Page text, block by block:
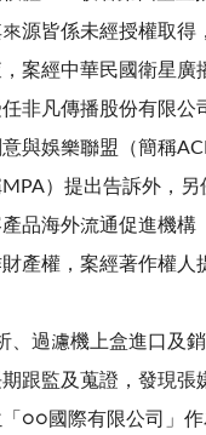
源皆係未經授權取得
案經中華民國衛星廣
非凡傳播股份有限公
與娛樂聯盟（簡稱
）提出告訴外，另
品海外流通促進機構
產權，案經著作權人
、過濾機上盒進口及
跟監及蒐證，發現張
○○國際有限公司」